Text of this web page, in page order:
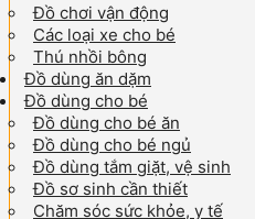
Đồ chơi vận động
Các loại xe cho bé
Thú nhồi bông
Đồ dùng ăn dặm
Đồ dùng cho bé
Đồ dùng cho bé ăn
Đồ dùng cho bé ngủ
Đồ dùng tắm giặt, vệ sinh
Đồ sơ sinh cần thiết
Chăm sóc sức khỏe, y tế